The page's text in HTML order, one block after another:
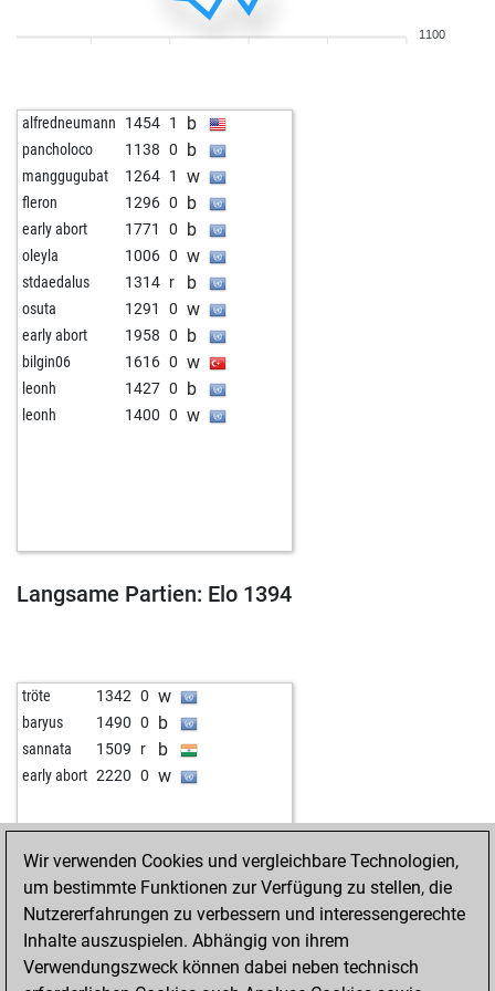
1100
alfredneumann 1454 1 b
pancholoco 1138 0 b
manggugubat 1264 1 w
fleron 1296 0 b
early abort 1771 0 b
oleyla 1006 0 w
stdaedalus 1314 r b
osuta 1291 0 w
early abort 1958 0 b
bilgin06 1616 0 w
leonh 1427 0 b
leonh 1400 0 w
Langsame Partien: Elo 1394
tröte 1342 0 w
baryus 1490 0 b
sannata 1509 r b
early abort 2220 0 w
Wir verwenden Cookies und vergleichbare Technologien,
um bestimmte Funktionen zur Verfügung zu stellen, die
Nutzererfahrungen zu verbessern und interessengerechte
Inhalte auszuspielen. Abhängig von ihrem
Verwendungszweck können dabei neben technisch